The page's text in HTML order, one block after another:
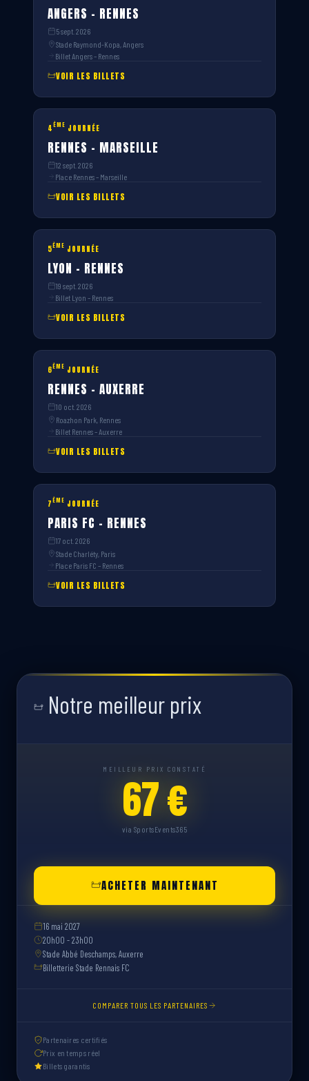
ANGERS – RENNES
5 sept. 2026
Stade Raymond-Kopa, Angers
Billet Angers – Rennes
VOIR LES BILLETS
4ÈME JOURNÉE
RENNES – MARSEILLE
12 sept. 2026
Place Rennes – Marseille
VOIR LES BILLETS
5ÈME JOURNÉE
LYON – RENNES
19 sept. 2026
Billet Lyon – Rennes
VOIR LES BILLETS
6ÈME JOURNÉE
RENNES – AUXERRE
10 oct. 2026
Roazhon Park, Rennes
Billet Rennes – Auxerre
VOIR LES BILLETS
7ÈME JOURNÉE
PARIS FC – RENNES
17 oct. 2026
Stade Charléty, Paris
Place Paris FC – Rennes
VOIR LES BILLETS
Notre meilleur prix
MEILLEUR PRIX CONSTATÉ
67 €
via SportsEvents365
ACHETER MAINTENANT
16 mai 2027
20h00 - 23h00
Stade Abbé Deschamps, Auxerre
Billetterie Stade Rennais FC
COMPARER TOUS LES PARTENAIRES
Partenaires certifiés
Prix en temps réel
Billets garantis